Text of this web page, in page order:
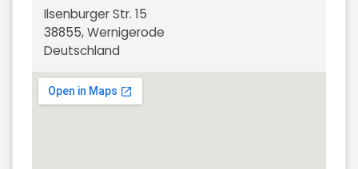
Ilsenburger Str. 15
38855, Wernigerode
Deutschland